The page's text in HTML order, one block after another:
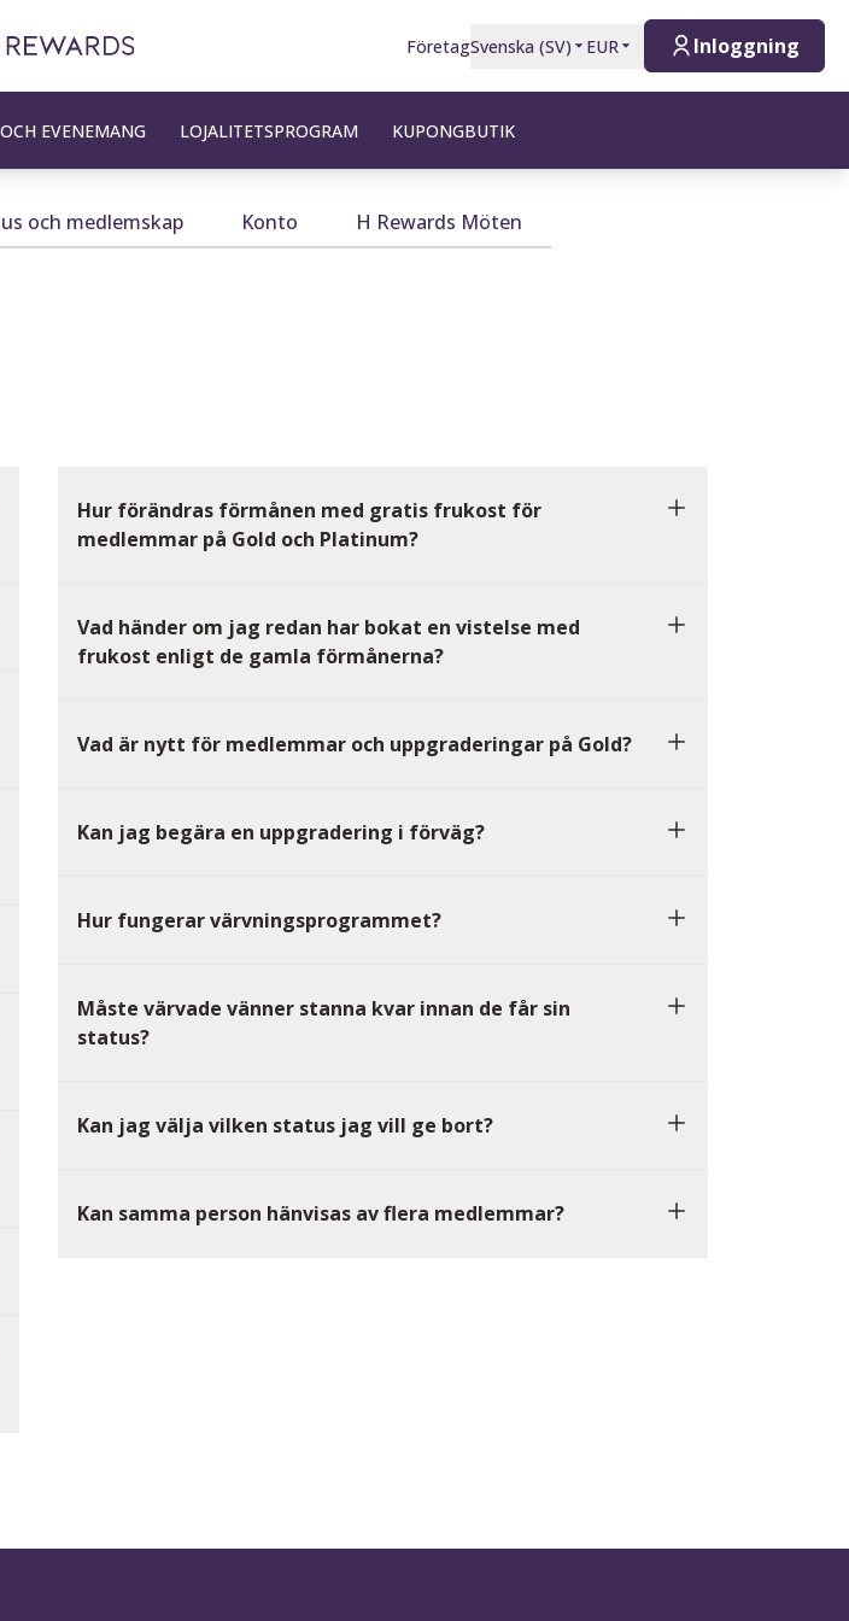
FöretagSvenska (SV) EUR Inloggning
EVENEMANG LOJALITETSPROGRAM KUPONGBUTIK
och medlemskap Konto H Rewards Möten
Hur förändras förmånen med gratis frukost för
medlemmar på Gold och Platinum?
Vad händer om jag redan har bokat en vistelse med
frukost enligt de gamla förmånerna?
Vad är nytt för medlemmar och uppgraderingar på Gold?
Kan jag begära en uppgradering i förväg?
Hur fungerar värvningsprogrammet?
Måste värvade vänner stanna kvar innan de får sin
status?
Kan jag välja vilken status jag vill ge bort?
Kan samma person hänvisas av flera medlemmar?